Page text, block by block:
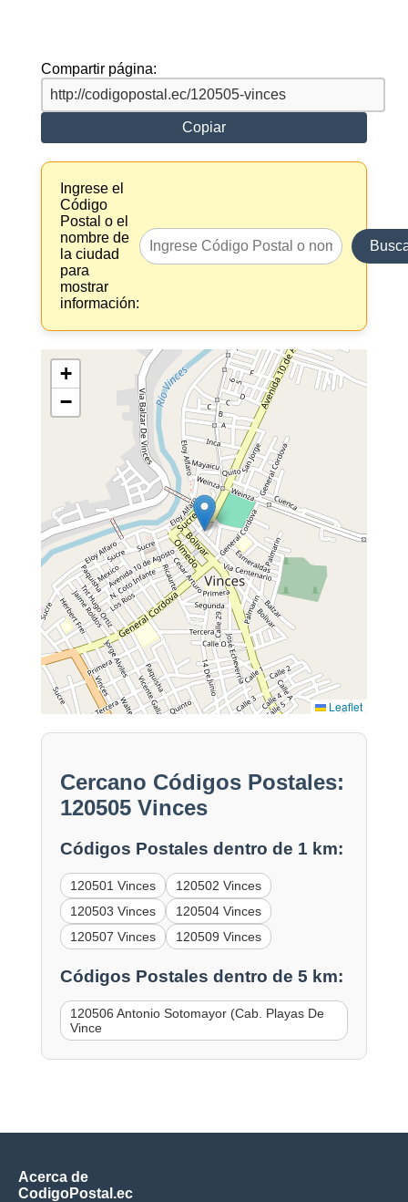
Compartir página:
Copiar
Ingrese el
Código
Postal o el
nombre de
la ciudad
para
mostrar
información:
+
−
Leaflet
Cercano Códigos Postales:
120505 Vinces
Códigos Postales dentro de 1 km:
120501 Vinces
120502 Vinces
120503 Vinces
120504 Vinces
120507 Vinces
120509 Vinces
Códigos Postales dentro de 5 km:
120506 Antonio Sotomayor (Cab. Playas De
Vince
Acerca de
CodigoPostal.ec